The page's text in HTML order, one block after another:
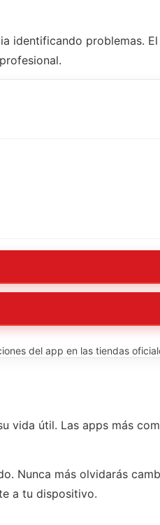
identificando problemas.
del app en las tiendas
vida útil. Las apps más
Nunca más olvidarás
a tu dispositivo.